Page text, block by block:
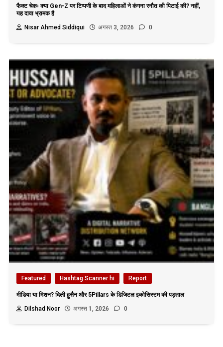
फैक्ट चेकः क्या Gen-Z पर टिप्पणी के बाद महिलाओं ने कंगना रनौत की पिटाई की? नहीं,
यह दावा भ्रामक है
Nisar Ahmed Siddiqui
अगस्त 3, 2026 0
Featured Hashtag Scanner hi Report
मीडिया या मिशन? दिली हुसैन और 5Pillars के डिजिटल इकोसिस्टम की पड़ताल
Dilshad Noor
अगस्त 1, 2026 0